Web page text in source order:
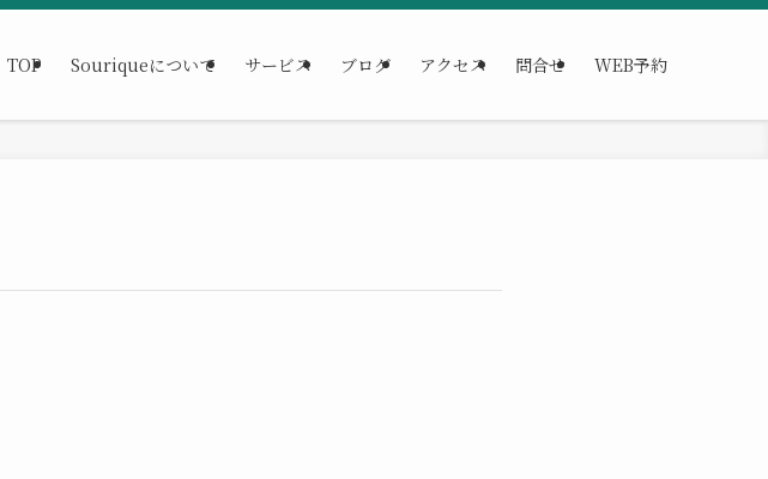
TOP Souriqueについて サービス ブログ アクセス 問合せ WEB予約